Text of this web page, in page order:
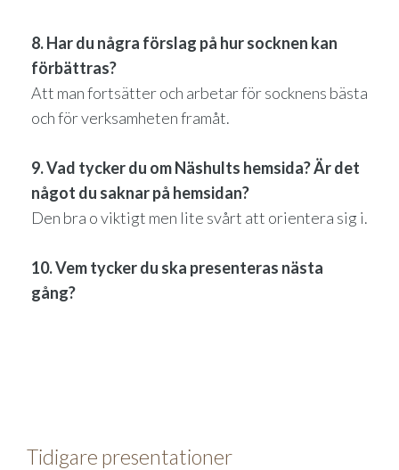
Tidigare presentationer
8. Har du några förslag på hur socknen kan
förbättras?
Att man fortsätter och arbetar för socknens bästa
och för verksamheten framåt.
9. Vad tycker du om Näshults hemsida? Är det
något du saknar på hemsidan?
Den bra o viktigt men lite svårt att orientera sig i.
10. Vem tycker du ska presenteras nästa
gång?